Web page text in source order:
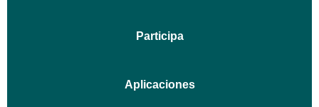
Participa
Aplicaciones